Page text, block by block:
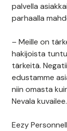
palvella
parhaalla
– Meille on
hakijoista
tärkeitä.
edustamme
niin omasta
Nevala kuvailee.
Eezy